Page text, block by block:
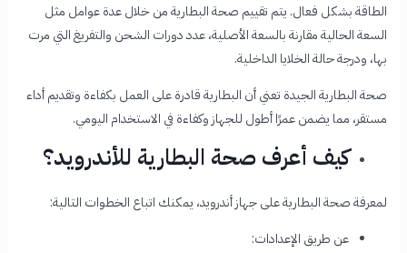
الطاقة بشكل فعال. يتم تقييم صحة البطارية من خلال عدة عوامل مثل
السعة الحالية مقارنة بالسعة الأصلية، عدد دورات الشحن والتفريغ التي مرت
بها، ودرجة حالة الخلايا الداخلية.
صحة البطارية الجيدة تعني أن البطارية قادرة على العمل بكفاءة وتقديم أداء
مستقر، مما يضمن عمرًا أطول للجهاز وكفاءة في الاستخدام اليومي.
كيف أعرف صحة البطارية للأندرويد؟
لمعرفة صحة البطارية على جهاز أندرويد، يمكنك اتباع الخطوات التالية:
عن طريق الإعدادات: